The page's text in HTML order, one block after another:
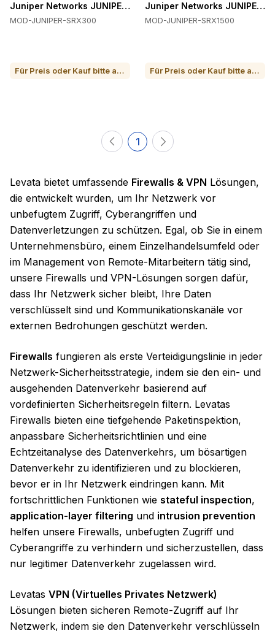
Juniper Networks JUNIPER-SRX300 Firewalls & VPN
MOD-JUNIPER-SRX300
Für Preis oder Kauf bitte anrufen
Juniper Networks JUNIPER-
MOD-JUNIPER-SRX1500
Für Preis oder Kauf bitte anrufen
1
Levata bietet umfassende Firewalls & VPN Lösungen,
die entwickelt wurden, um Ihr Netzwerk vor
unbefugtem Zugriff, Cyberangriffen und
Datenverletzungen zu schützen. Egal, ob Sie in einem
Unternehmensbüro, einem Einzelhandelsumfeld oder
im Management von Remote-Mitarbeitern tätig sind,
unsere Firewalls und VPN-Lösungen sorgen dafür,
dass Ihr Netzwerk sicher bleibt, Ihre Daten
verschlüsselt sind und Kommunikationskanäle vor
externen Bedrohungen geschützt werden.
Firewalls fungieren als erste Verteidigungslinie in jeder
Netzwerk-Sicherheitsstrategie, indem sie den ein- und
ausgehenden Datenverkehr basierend auf
vordefinierten Sicherheitsregeln filtern. Levatas
Firewalls bieten eine tiefgehende Paketinspektion,
anpassbare Sicherheitsrichtlinien und eine
Echtzeitanalyse des Datenverkehrs, um bösartigen
Datenverkehr zu identifizieren und zu blockieren,
bevor er in Ihr Netzwerk eindringen kann. Mit
fortschrittlichen Funktionen wie stateful inspection,
application-layer filtering und intrusion prevention
helfen unsere Firewalls, unbefugten Zugriff und
Cyberangriffe zu verhindern und sicherzustellen, dass
nur legitimer Datenverkehr zugelassen wird.
Levatas VPN (Virtuelles Privates Netzwerk)
Lösungen bieten sicheren Remote-Zugriff auf Ihr
Netzwerk, indem sie den Datenverkehr verschlüsseln